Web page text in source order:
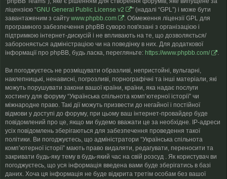
ліцензією “GNU General Public License v2
” (надалі “GPL”) і може бути
завантаженим з сайту www.phpbb.com
. Обмеження ліцензії GPL для
програмного забезпечення phpBB суворо пов'язані з організацією і
підтримкою інтернет-дискусій і не впливають на те, що дозволяється/
забороняється адміністрацією чи на поведінку в них. Для додаткової
інформації про phpBB, будь ласка, перегляньте: https://www.phpbb.com/ .
Ви погоджуєтесь не розміщувати образливі, непристойні, вульгарні,
наклепницькі, ненависні, погрозливі, порнографічні та інші матеріали, які
можуть порушувати закони вашої країни, країни, яка надає послуги
хостингу для форуму “Українська спільнота компʼютерної історії” чи
міжнародне право. Такі дії можуть призвести до негайної і постійної
відмови у доступі до форуму, при цьому ваш інтернет-провайдер буде
повідомлений про це, якщо ми будемо вважати це за необхідне. IP-адреси
усіх повідомлень зберігаються для забезпечення проведення такої
політики. Ви погоджуєтесь, що адміністратори “Українська спільнота
компʼютерної історії” мають право видаляти, редагувати, переносити та
закривати будь-яку тему в будь-який час на свій розсуд . Як користувач ви
погоджуєтесь, що уся інформація введена вами буде зберігатись в базі
даних. Хоча ця інформація не буде відкрита третім особам без вашої